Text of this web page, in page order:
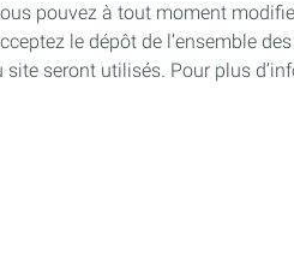
pouvez à tout moment
le dépôt de l’ensemble
seront utilisés. Pour plus